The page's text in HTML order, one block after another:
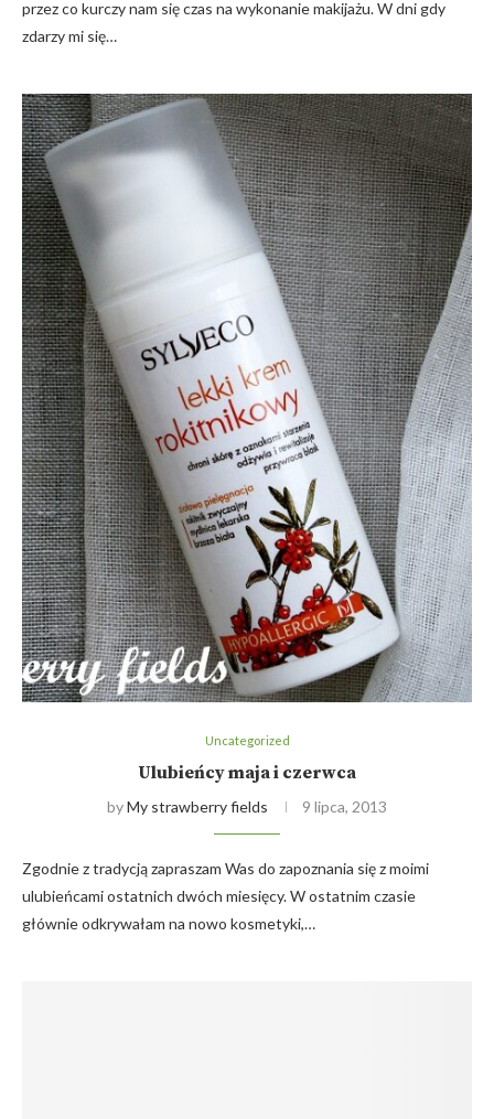
przez co kurczy nam się czas na wykonanie makijażu. W dni gdy
zdarzy mi się…
Uncategorized
Ulubieńcy maja i czerwca
byMy strawberry fields 9 lipca, 2013
Zgodnie z tradycją zapraszam Was do zapoznania się z moimi
ulubieńcami ostatnich dwóch miesięcy. W ostatnim czasie
głównie odkrywałam na nowo kosmetyki,…